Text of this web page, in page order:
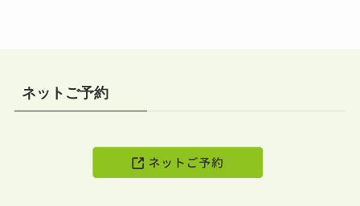
ネットご予約